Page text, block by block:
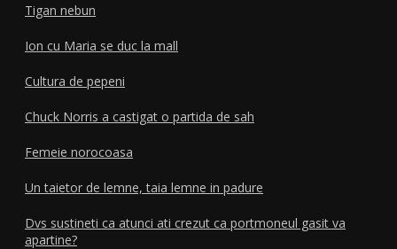
Tigan nebun
Ion cu Maria se duc la mall
Cultura de pepeni
Chuck Norris a castigat o partida de sah
Femeie norocoasa
Un taietor de lemne, taia lemne in padure
Dvs sustineti ca atunci ati crezut ca portmoneul gasit va
apartine?